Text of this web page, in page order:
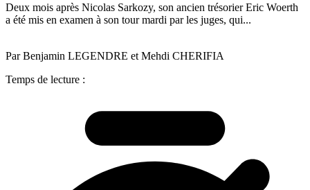
Deux mois après Nicolas Sarkozy, son ancien trésorier Eric Woerth
a été mis en examen à son tour mardi par les juges, qui...
Par Benjamin LEGENDRE et Mehdi CHERIFIA
Temps de lecture :